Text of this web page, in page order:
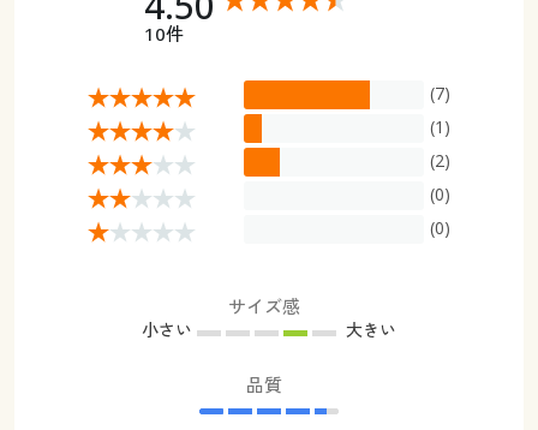
10件
(7)
(1)
(2)
(0)
(0)
サイズ感
小さい 大きい
品質